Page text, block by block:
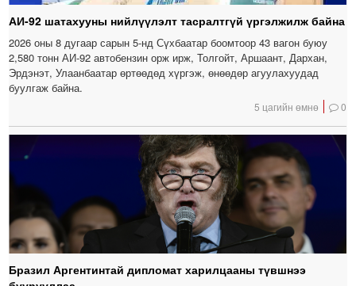
АИ-92 шатахууны нийлүүлэлт тасралтгүй үргэлжилж байна
2026 оны 8 дугаар сарын 5-нд Сүхбаатар боомтоор 43 вагон буюу
2,580 тонн АИ-92 автобензин орж ирж, Толгойт, Аршаант, Дархан,
Эрдэнэт, Улаанбаатар өртөөдөд хүргэж, өнөөдөр агуулахуудад
буулгаж байна.
5 цагийн өмнө 0
Бразил Аргентинтай дипломат харилцааны түвшнээ